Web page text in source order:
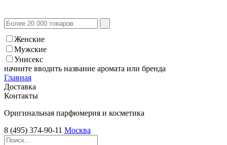
Женские
Мужские
Унисекс
начните вводить название аромата или бренда
Главная
Доставка
Контакты
Оригинальная парфюмерия и косметика
8 (495) 374-90-11 Москва